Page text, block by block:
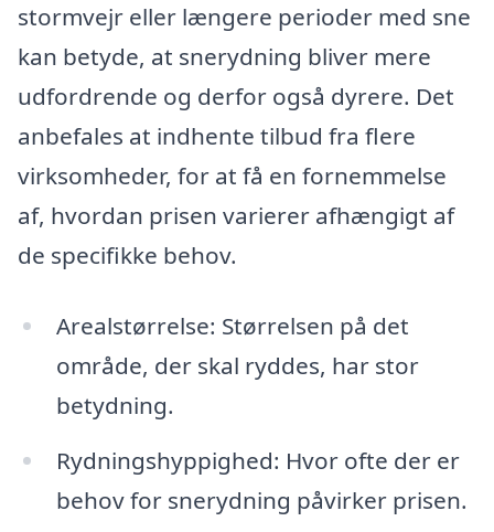
stormvejr eller længere perioder med sne
kan betyde, at snerydning bliver mere
udfordrende og derfor også dyrere. Det
anbefales at indhente tilbud fra flere
virksomheder, for at få en fornemmelse
af, hvordan prisen varierer afhængigt af
de specifikke behov.
Arealstørrelse: Størrelsen på det
område, der skal ryddes, har stor
betydning.
Rydningshyppighed: Hvor ofte der er
behov for snerydning påvirker prisen.